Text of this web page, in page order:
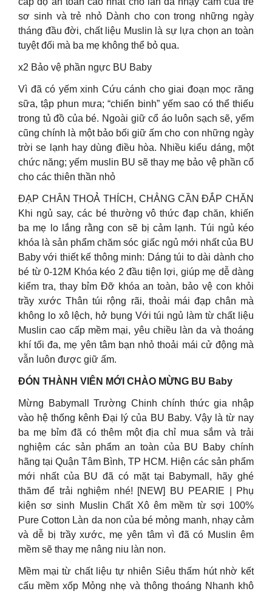
sơ sinh và trẻ nhỏ Dành cho con trong những ngày
tháng đầu đời, chất liệu Muslin là sự lựa chọn an toàn
tuyệt đối mà ba mẹ không thể bỏ qua.
x2 Bảo vệ phần ngực BU Baby
Vì đã có yếm xinh Cứu cánh cho giai đoạn mọc răng
sữa, tập phun mưa; “chiến binh” yếm sao có thể thiếu
trong tủ đồ của bé. Ngoài giữ cổ áo luôn sạch sẽ, yếm
cũng chính là một bảo bối giữ ấm cho con những ngày
trời se lạnh hay dùng điều hòa. Nhiều kiểu dáng, một
chức năng; yếm muslin BU sẽ thay mẹ bảo vệ phần cổ
cho các thiên thần nhỏ
ĐẠP CHÂN THOẢ THÍCH, CHẲNG CẦN ĐẮP CHĂN
Khi ngủ say, các bé thường vô thức đạp chăn, khiến
ba mẹ lo lắng rằng con sẽ bị cảm lạnh. Túi ngủ kéo
khóa là sản phẩm chăm sóc giấc ngủ mới nhất của BU
Baby với thiết kế thông minh: Dáng túi to dài dành cho
bé từ 0-12M Khóa kéo 2 đầu tiện lợi, giúp mẹ dễ dàng
kiểm tra, thay bỉm Đỡ khóa an toàn, bảo vệ con khỏi
trầy xước Thân túi rộng rãi, thoải mái đạp chân mà
không lo xô lệch, hở bụng Với túi ngủ làm từ chất liệu
Muslin cao cấp mềm mại, yêu chiều làn da và thoáng
khí tối đa, mẹ yên tâm bạn nhỏ thoải mái cử động mà
vẫn luôn được giữ ấm.
ĐÓN THÀNH VIÊN MỚI CHÀO MỪNG BU Baby
Mừng Babymall Trường Chinh chính thức gia nhập
vào hệ thống kênh Đại lý của BU Baby. Vậy là từ nay
ba mẹ bỉm đã có thêm một địa chỉ mua sắm và trải
nghiệm các sản phẩm an toàn của BU Baby chính
hãng tại Quận Tâm Bình, TP HCM. Hiện các sản phẩm
mới nhất của BU đã có mặt tại Babymall, hãy ghé
thăm để trải nghiệm nhé! [NEW] BU PEARIE | Phụ
kiện sơ sinh Muslin Chất Xô êm mềm từ sợi 100%
Pure Cotton Làn da non của bé mỏng manh, nhạy cảm
và dễ bị trầy xước, mẹ yên tâm vì đã có Muslin êm
mềm sẽ thay mẹ nâng niu làn non.
Mềm mại từ chất liệu tự nhiên Siêu thấm hút nhờ kết
cấu mềm xốp Mỏng nhẹ và thông thoáng Nhanh khô